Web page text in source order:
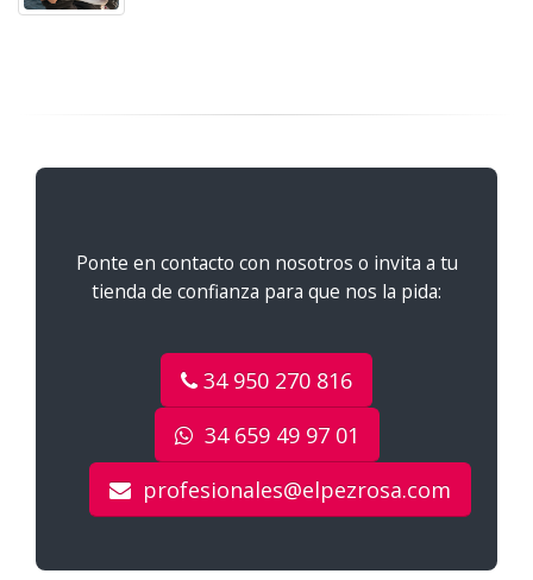
Ponte en contacto con nosotros o invita a tu
tienda de confianza para que nos la pida:
34 950 270 816
34 659 49 97 01
profesionales@elpezrosa.com